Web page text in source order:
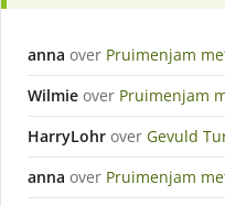
anna over Pruimenjam
Wilmie over Pruimenjam
HarryLohr over Gevuld
anna over Pruimenjam